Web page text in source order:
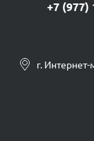
+7 (977)
г.